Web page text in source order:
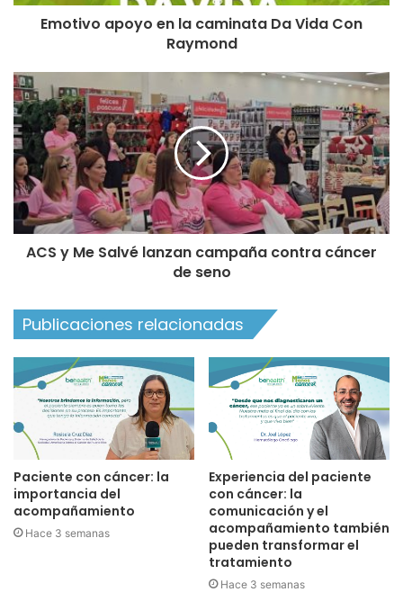
Emotivo apoyo en la caminata Da Vida Con
Raymond
ACS y Me Salvé lanzan campaña contra cáncer
de seno
Publicaciones relacionadas
Paciente con cáncer: la
importancia del
acompañamiento
Hace 3 semanas
Experiencia del paciente
con cáncer: la
comunicación y el
acompañamiento también
pueden transformar el
tratamiento
Hace 3 semanas